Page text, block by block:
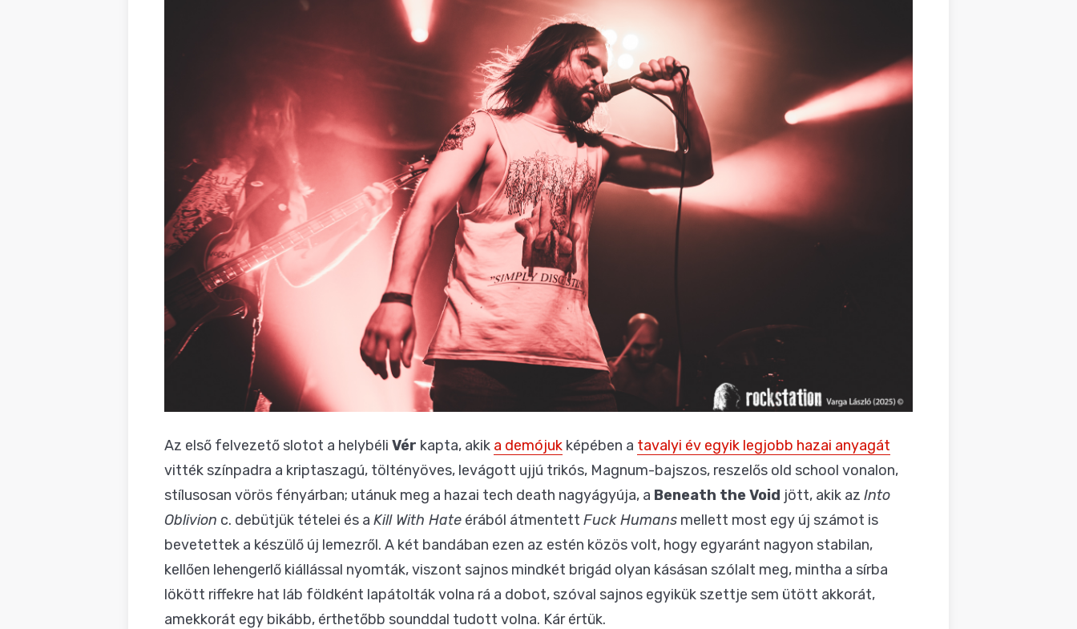
Az első felvezető slotot a helybéli Vér kapta, akik a demójuk képében a tavalyi év egyik legjobb hazai anyagát
vitték színpadra a kriptaszagú, töltényöves, levágott ujjú trikós, Magnum-bajszos, reszelős old school vonalon,
stílusosan vörös fényárban; utánuk meg a hazai tech death nagyágyúja, a Beneath the Void jött, akik az Into
Oblivion c. debütjük tételei és a Kill With Hate érából átmentett Fuck Humans mellett most egy új számot is
bevetettek a készülő új lemezről. A két bandában ezen az estén közös volt, hogy egyaránt nagyon stabilan,
kellően lehengerlő kiállással nyomták, viszont sajnos mindkét brigád olyan kásásan szólalt meg, mintha a sírba
lökött riffekre hat láb földként lapátolták volna rá a dobot, szóval sajnos egyikük szettje sem ütött akkorát,
amekkorát egy bikább, érthetőbb sounddal tudott volna. Kár értük.